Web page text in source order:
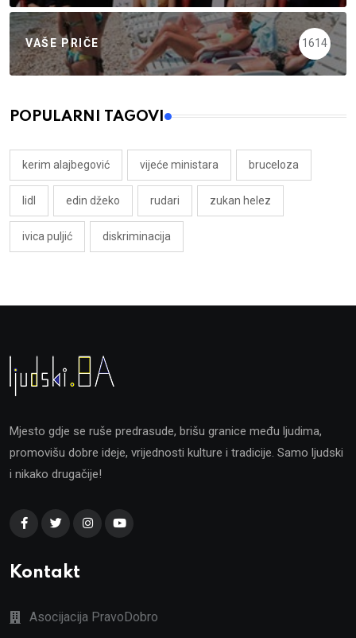
VAŠE PRIČE 1614
POPULARNI TAGOVI
kerim alajbegović vijeće ministara bruceloza
lidl edin džeko rudari zukan helez
ivica puljić diskriminacija
Mjesto gdje se ruše predrasude, brišu granice među ljudima,
promovišu dobre ideje, vrijednosti kulture i tradicije. Samo ljudski
i nikako drugačije!
Kontakt
Asocijacija PravoDobro